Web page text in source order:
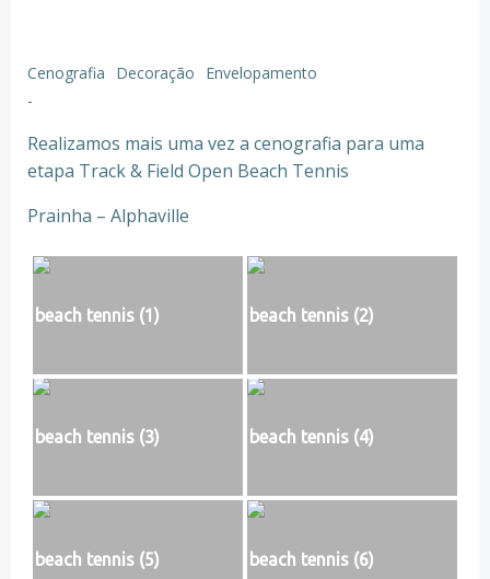
Cenografia Decoração
Envelopamento
-
Realizamos mais uma vez a cenografia para uma
etapa Track & Field Open Beach Tennis
Prainha – Alphaville
beach tennis (1) beach tennis (2)
beach tennis (3) beach tennis (4)
beach tennis (5) beach tennis (6)